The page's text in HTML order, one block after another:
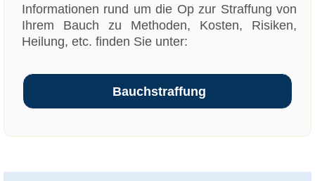
Informationen rund um die Op zur Straffung von
Ihrem Bauch zu Methoden, Kosten, Risiken,
Heilung, etc. finden Sie unter:
Bauchstraffung